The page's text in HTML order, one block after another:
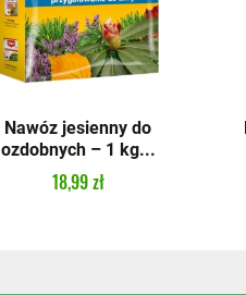
Nawóz jesienny do
ozdobnych – 1 kg...
18,99 zł